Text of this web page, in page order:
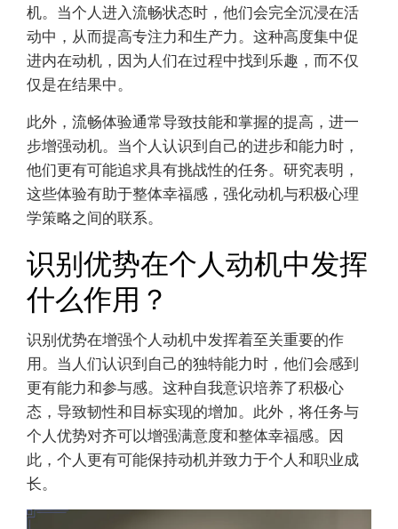
机。当个人进入流畅状态时，他们会完全沉浸在活
动中，从而提高专注力和生产力。这种高度集中促
进内在动机，因为人们在过程中找到乐趣，而不仅
仅是在结果中。
此外，流畅体验通常导致技能和掌握的提高，进一
步增强动机。当个人认识到自己的进步和能力时，
他们更有可能追求具有挑战性的任务。研究表明，
这些体验有助于整体幸福感，强化动机与积极心理
学策略之间的联系。
识别优势在个人动机中发挥
什么作用？
识别优势在增强个人动机中发挥着至关重要的作
用。当人们认识到自己的独特能力时，他们会感到
更有能力和参与感。这种自我意识培养了积极心
态，导致韧性和目标实现的增加。此外，将任务与
个人优势对齐可以增强满意度和整体幸福感。因
此，个人更有可能保持动机并致力于个人和职业成
长。